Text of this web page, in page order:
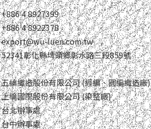
+886 4 8927399
+886 4 8922378
export@wu-luen.com.tw
52341彰化縣埤頭鄉彰水路三段859號
五綸織造股份有限公司 (經編、圓編織造廠)
上綸國際股份有限公司 (染整廠)
台北辦事處
台中辦事處